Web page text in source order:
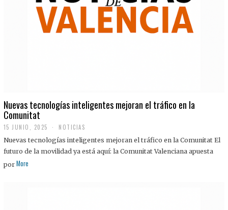
Nuevas tecnologías inteligentes mejoran el tráfico en la
Comunitat
15 JUNIO, 2025 NOTICIAS
Nuevas tecnologías inteligentes mejoran el tráfico en la Comunitat El
futuro de la movilidad ya está aquí: la Comunitat Valenciana apuesta
por More